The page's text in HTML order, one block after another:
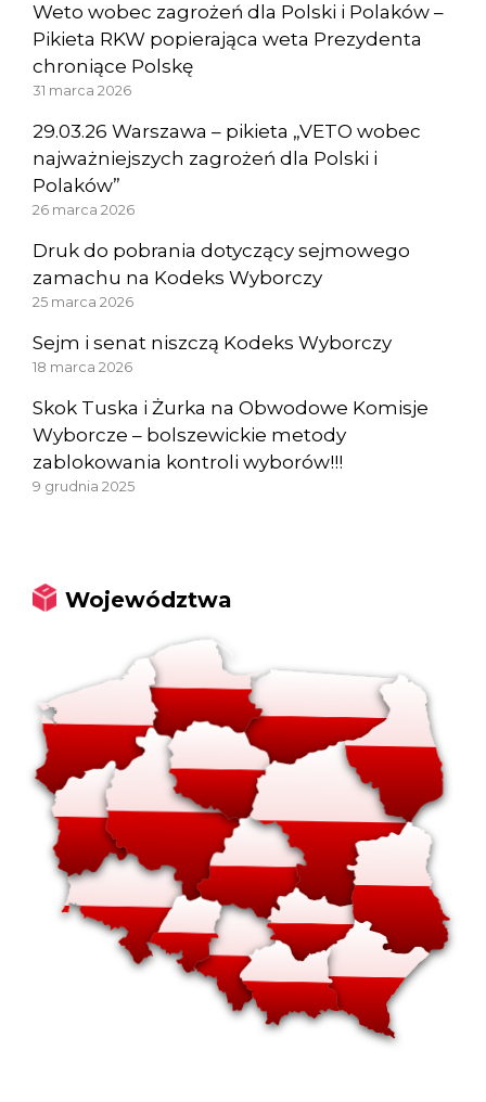
Weto wobec zagrożeń dla Polski i Polaków –
Pikieta RKW popierająca weta Prezydenta
chroniące Polskę
31 marca 2026
29.03.26 Warszawa – pikieta „VETO wobec
najważniejszych zagrożeń dla Polski i
Polaków”
26 marca 2026
Druk do pobrania dotyczący sejmowego
zamachu na Kodeks Wyborczy
25 marca 2026
Sejm i senat niszczą Kodeks Wyborczy
18 marca 2026
Skok Tuska i Żurka na Obwodowe Komisje
Wyborcze – bolszewickie metody
zablokowania kontroli wyborów!!!
9 grudnia 2025
Województwa